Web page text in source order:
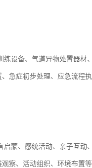
练设备、气道异物处置器材
急症初步处理、应急流程执
启蒙、感统活动、亲子互动
察、活动组织、环境布置等